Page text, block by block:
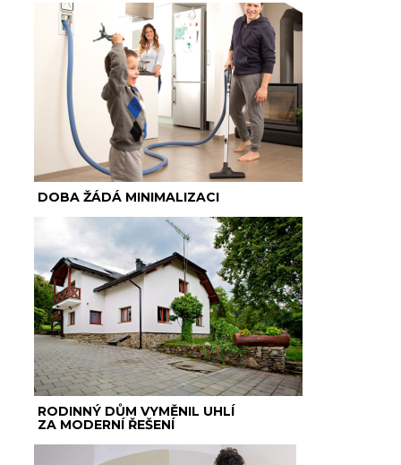
DOBA ŽÁDÁ MINIMALIZACI
RODINNÝ DŮM VYMĚNIL UHLÍ
ZA MODERNÍ ŘEŠENÍ